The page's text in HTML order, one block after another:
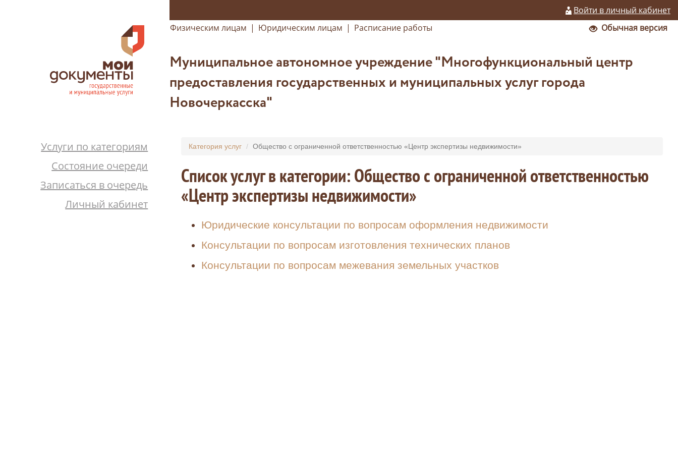
Войти в личный кабинет
Физическим лицам | Юридическим лицам | Расписание работы Обычная версия
Муниципальное автономное учреждение "Многофункциональный центр
предоставления государственных и муниципальных услуг города
Новочеркасска"
Услуги по категориям
Состояние очереди
Записаться в очередь
Личный кабинет
Категория услуг Общество с ограниченной ответственностью «Центр экспертизы недвижимости»
Список услуг в категории: Общество с ограниченной ответственностью
«Центр экспертизы недвижимости»
Юридические консультации по вопросам оформления недвижимости
Консультации по вопросам изготовления технических планов
Консультации по вопросам межевания земельных участков